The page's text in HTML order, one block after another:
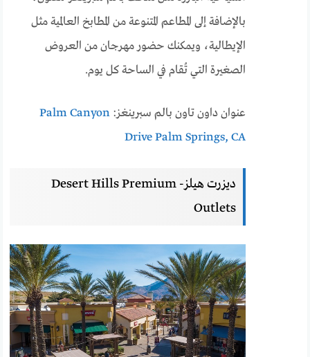
بالإضافة إلى المطاعم المتنوعة من المطابخ العالمية مثل
الإيطالية، ويمكنك حضور مهرجان من العروض
الصغيرة التي تُقام في الساحة كل يوم.
عنوان داون تاون بالم سبرينغز: Palm Canyon
Drive Palm Springs, CA
ديزرت هيلز- Desert Hills Premium
Outlets